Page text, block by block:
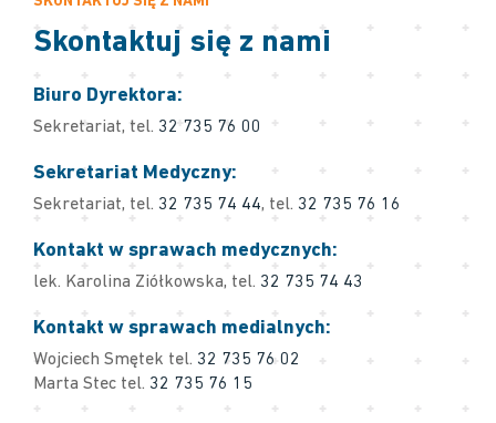
Skontaktuj się z nami
Biuro Dyrektora:
Sekretariat, tel. 32 735 76 00
Sekretariat Medyczny:
Sekretariat, tel. 32 735 74 44, tel. 32 735 76 16
Kontakt w sprawach medycznych:
lek. Karolina Ziółkowska, tel. 32 735 74 43
Kontakt w sprawach medialnych:
Wojciech Smętek tel. 32 735 76 02
Marta Stec tel. 32 735 76 15